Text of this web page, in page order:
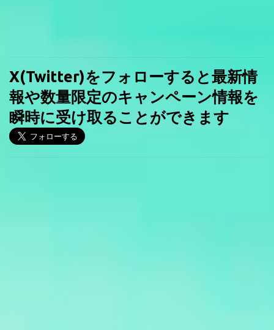
X(Twitter)をフォローすると最新情
報や数量限定のキャンペーン情報を
瞬時に受け取ることができます